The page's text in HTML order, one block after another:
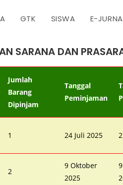
GTK SISWA E-
SARANA DAN
Jumlah
Barang
Dipinjam
Tanggal
Peminjaman
1 24 Juli 2025
2
9 Oktober
2025